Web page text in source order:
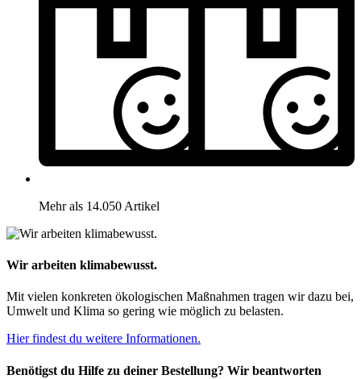
Mehr als 14.050 Artikel
Wir arbeiten klimabewusst.
Mit vielen konkreten ökologischen Maßnahmen tragen wir dazu bei,
Umwelt und Klima so gering wie möglich zu belasten.
Hier findest du weitere Informationen.
Benötigst du Hilfe zu deiner Bestellung? Wir beantworten